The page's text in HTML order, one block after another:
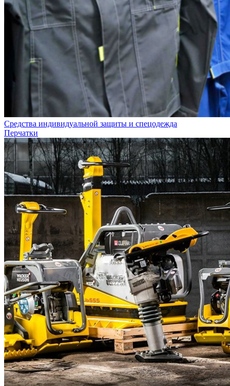
Средства индивидуальной защиты и спецодежда
Перчатки